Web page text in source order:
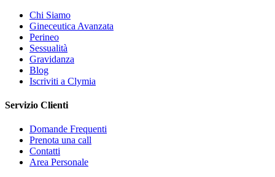
Chi Siamo
Gineceutica Avanzata
Perineo
Sessualità
Gravidanza
Blog
Iscriviti a Clymia
Servizio Clienti
Domande Frequenti
Prenota una call
Contatti
Area Personale